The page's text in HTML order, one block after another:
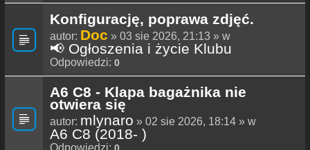
Konfigurację, poprawa zdjęć.
autor: Doc » 03 sie 2026, 21:13 » w
📢 Ogłoszenia i życie Klubu
Odpowiedzi: 0
A6 C8 - Klapa bagażnika nie
otwiera się
autor: mlynaro » 02 sie 2026, 18:14 » w
A6 C8 (2018- )
Odpowiedzi: 0